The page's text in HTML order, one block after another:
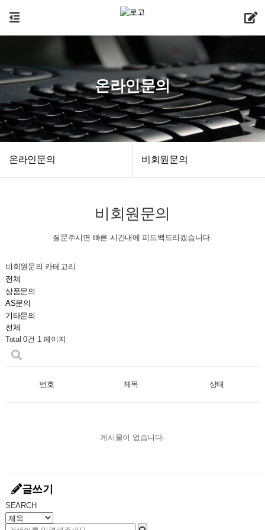
온라인문의 비회원문의
온라인문의
비회원문의
질문주시면 빠른 시간내에 피드백드리겠습니다.
비회원문의 카테고리
전체
상품문의
AS문의
기타문의
전체
Total 0건 1 페이지
번호 제목 상태
게시물이 없습니다.
글쓰기
SEARCH